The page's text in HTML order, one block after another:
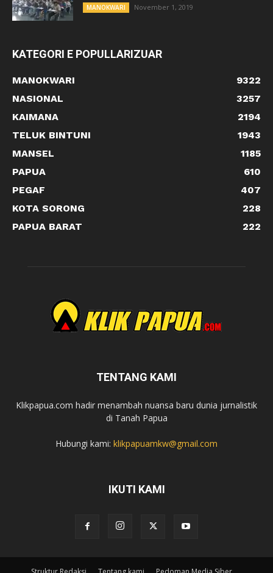
MANOKWARI November 1, 2019
KATEGORI E POPULLARIZUAR
MANOKWARI
9322
NASIONAL
3257
KAIMANA
2194
TELUK BINTUNI
1943
MANSEL
1185
PAPUA
610
PEGAF
407
KOTA SORONG
228
PAPUA BARAT
222
TENTANG KAMI
Klikpapua.com hadir menambah nuansa baru dunia jurnalistik
di Tanah Papua
Hubungi kami: klikpapuamkw@gmail.com
IKUTI KAMI